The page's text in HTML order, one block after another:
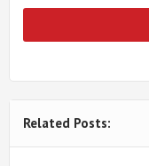
Related Posts: